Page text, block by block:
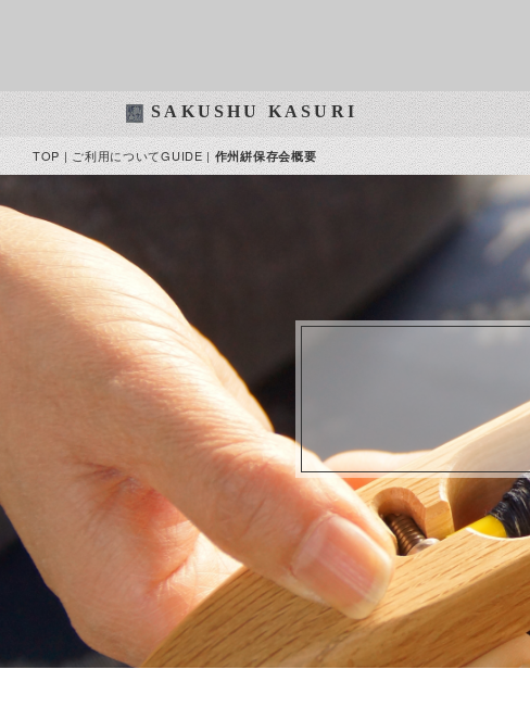
SAKUSHU KASURI
TOP|ご利用についてGUIDE|作州絣保存会概要